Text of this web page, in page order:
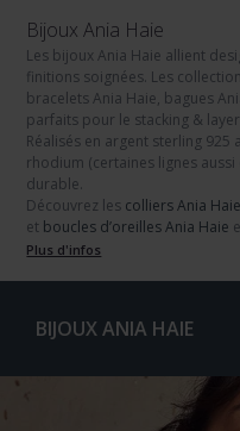
Bijoux Ania Haie
Les bijoux Ania Haie allient
finitions soignées. Les
bracelets Ania Haie, bagues
parfaits pour le stacking &
Réalisés en argent sterling 925
rhodium (certaines lignes
durable.
Découvrez les colliers Ania Haie
et boucles d’oreilles Ania Haie
Plus d'infos
BIJOUX ANIA HAIE